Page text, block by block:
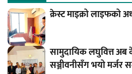
क्रेस्ट माइक्रो लाइफको
सामुदायिक लघुवित्त अब
सञ्जीवनीसँग भयो मर्जर